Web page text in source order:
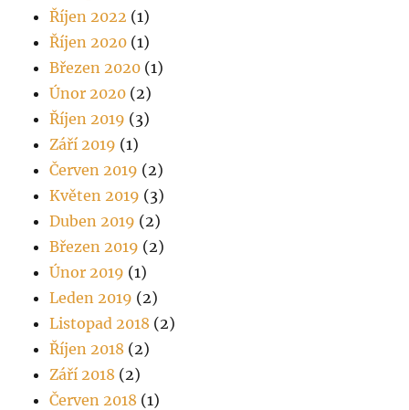
Říjen 2022 (1)
Říjen 2020 (1)
Březen 2020 (1)
Únor 2020 (2)
Říjen 2019 (3)
Září 2019 (1)
Červen 2019 (2)
Květen 2019 (3)
Duben 2019 (2)
Březen 2019 (2)
Únor 2019 (1)
Leden 2019 (2)
Listopad 2018 (2)
Říjen 2018 (2)
Září 2018 (2)
Červen 2018 (1)